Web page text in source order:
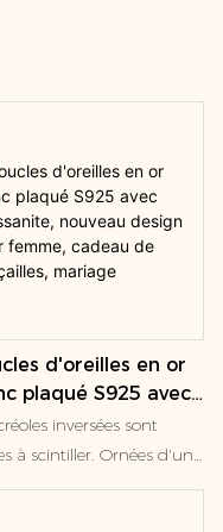
autour de votre lobe
d'oreilles en or
plaqué S925 avec
nouveau
pour femme,
inversées sont
à scintiller. Ornées d'une
de diamants